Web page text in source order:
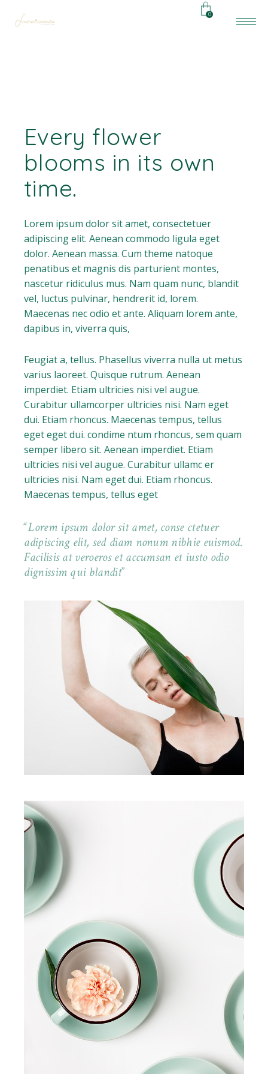
0
Every flower
blooms in its own
time.
Lorem ipsum dolor sit amet, consectetuer
adipiscing elit. Aenean commodo ligula eget
dolor. Aenean massa. Cum theme natoque
penatibus et magnis dis parturient montes,
nascetur ridiculus mus. Nam quam nunc, blandit
vel, luctus pulvinar, hendrerit id, lorem.
Maecenas nec odio et ante. Aliquam lorem ante,
dapibus in, viverra quis,
Feugiat a, tellus. Phasellus viverra nulla ut metus
varius laoreet. Quisque rutrum. Aenean
imperdiet. Etiam ultricies nisi vel augue.
Curabitur ullamcorper ultricies nisi. Nam eget
dui. Etiam rhoncus. Maecenas tempus, tellus
eget eget dui. condime ntum rhoncus, sem quam
semper libero sit. Aenean imperdiet. Etiam
ultricies nisi vel augue. Curabitur ullamc er
ultricies nisi. Nam eget dui. Etiam rhoncus.
Maecenas tempus, tellus eget
Lorem ipsum dolor sit amet, conse ctetuer
adipiscing elit, sed diam nonum nibhie euismod.
Facilisis at veroeros et accumsan et iusto odio
dignissim qui blandit